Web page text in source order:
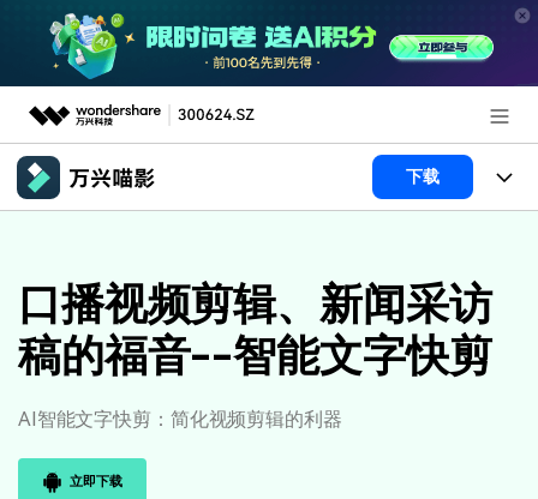
推荐产品
新闻中心
关于万兴
加入我们
帮助中心
下载
产品系统
产品功能
AI功能
视频/照片
AI 绘画
解决方案
专业创作人群
使用教程
文章资讯
帮助中心
口播视频剪辑、新闻采访
稿的福音--智能文字快剪
AI智能文字快剪：简化视频剪辑的利器
立即下载